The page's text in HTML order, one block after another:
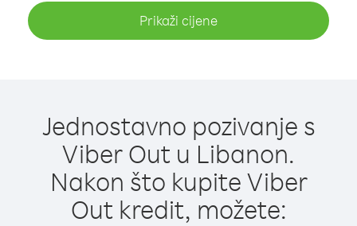
Prikaži cijene
Jednostavno pozivanje s
Viber Out u Libanon.
Nakon što kupite Viber
Out kredit, možete: